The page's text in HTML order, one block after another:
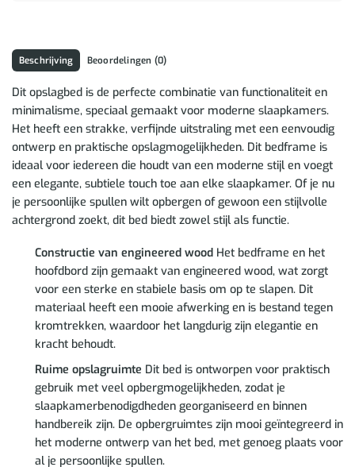
Beschrijving Beoordelingen (0)
Dit opslagbed is de perfecte combinatie van functionaliteit en
minimalisme, speciaal gemaakt voor moderne slaapkamers.
Het heeft een strakke, verfijnde uitstraling met een eenvoudig
ontwerp en praktische opslagmogelijkheden. Dit bedframe is
ideaal voor iedereen die houdt van een moderne stijl en voegt
een elegante, subtiele touch toe aan elke slaapkamer. Of je nu
je persoonlijke spullen wilt opbergen of gewoon een stijlvolle
achtergrond zoekt, dit bed biedt zowel stijl als functie.
Constructie van engineered woodHet bedframe en het
hoofdbord zijn gemaakt van engineered wood, wat zorgt
voor een sterke en stabiele basis om op te slapen. Dit
materiaal heeft een mooie afwerking en is bestand tegen
kromtrekken, waardoor het langdurig zijn elegantie en
kracht behoudt.
Ruime opslagruimte Dit bed is ontworpen voor praktisch
gebruik met veel opbergmogelijkheden, zodat je
slaapkamerbenodigdheden georganiseerd en binnen
handbereik zijn. De opbergruimtes zijn mooi geïntegreerd in
het moderne ontwerp van het bed, met genoeg plaats voor
al je persoonlijke spullen.